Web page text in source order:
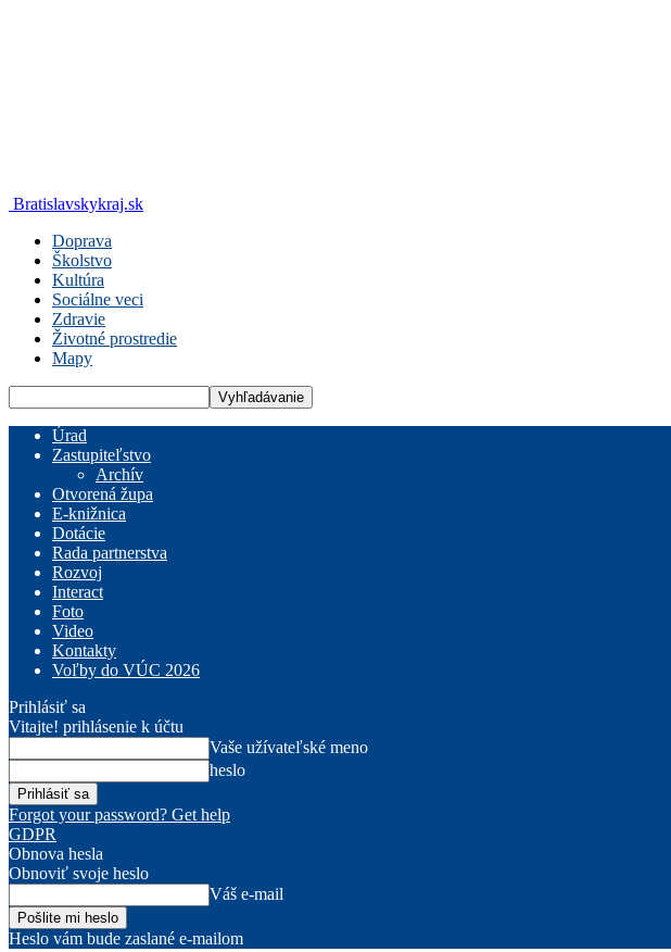
Bratislavskykraj.sk
Doprava
Školstvo
Kultúra
Sociálne veci
Zdravie
Životné prostredie
Mapy
Úrad
Zastupiteľstvo
Archív
Otvorená župa
E-knižnica
Dotácie
Rada partnerstva
Rozvoj
Interact
Foto
Video
Kontakty
Voľby do VÚC 2026
Prihlásiť sa
Vitajte! prihlásenie k účtu
Vaše užívateľské meno
heslo
Forgot your password? Get help
GDPR
Obnova hesla
Obnoviť svoje heslo
Váš e-mail
Heslo vám bude zaslané e-mailom